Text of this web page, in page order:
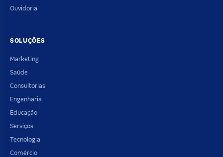
Ouvidoria
SOLUÇÕES
Marketing
Saúde
Consultorias
Engenharia
Educação
Serviços
Tecnologia
Comércio